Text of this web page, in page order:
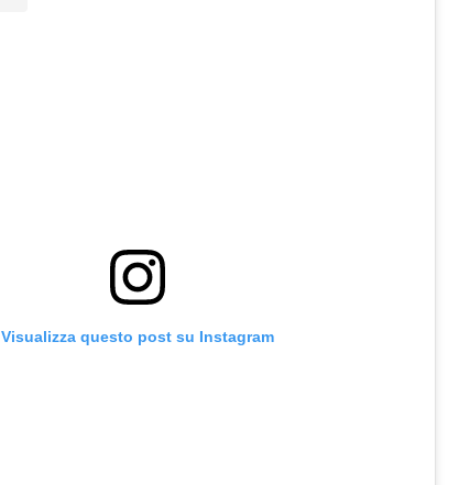
Visualizza questo post su Instagram